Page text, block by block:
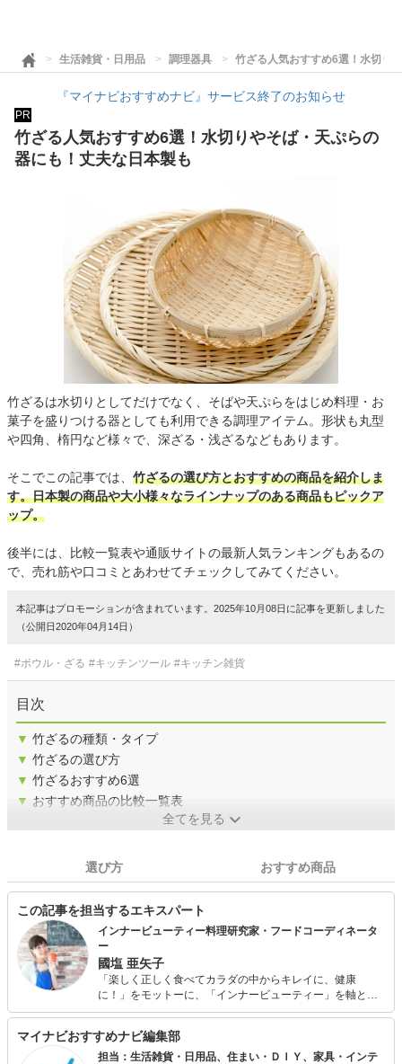
生活雑貨・日用品 調理器具 竹ざる人気おすすめ6選！水切り
『マイナビおすすめナビ』サービス終了のお知らせ
PR
竹ざる人気おすすめ6選！水切りやそば・天ぷらの
器にも！丈夫な日本製も
竹ざるは水切りとしてだけでなく、そばや天ぷらをはじめ料理・お
菓子を盛りつける器としても利用できる調理アイテム。形状も丸型
や四角、楕円など様々で、深ざる・浅ざるなどもあります。
そこでこの記事では、 竹ざるの選び方とおすすめの商品を紹介しま
す。日本製の商品や大小様々なラインナップのある商品もピックア
ップ。
後半には、比較一覧表や通販サイトの最新人気ランキングもあるの
で、売れ筋や口コミとあわせてチェックしてみてください。
本記事はプロモーションが含まれています。2025年10月08日に記事を更新しました
（公開日2020年04月14日）
#ボウル・ざる #キッチンツール #キッチン雑貨
目次
▼ 竹ざるの種類・タイプ
▼ 竹ざるの選び方
▼ 竹ざるおすすめ6選
▼ おすすめ商品の比較一覧表
全てを見る
選び方 おすすめ商品
この記事を担当するエキスパート
インナービューティー料理研究家・フードコーディネータ
ー
國塩 亜矢子
「楽しく正しく食べてカラダの中からキレイに、健康
に！」をモットーに、「インナービューティー」を軸とし
たコラムの執筆やレシピ開発等を通じ、女性のライフステ
の母。 【所有資格】 女子栄養大学認定食生活指導士1級、
ベジフルビューティーアドバイザー、調味料ソムリエな
マイナビおすすめナビ編集部
担当：生活雑貨・日用品、住まい・ＤＩＹ、家具・インテ